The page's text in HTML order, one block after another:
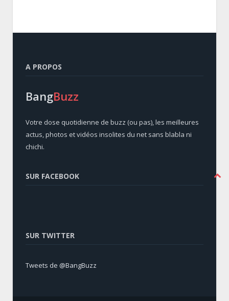
A PROPOS
BangBuzz
Votre dose quotidienne de buzz (ou pas), les meilleures
actus, photos et vidéos insolites du net sans blabla ni
chichi.
SUR FACEBOOK
SUR TWITTER
Tweets de @BangBuzz